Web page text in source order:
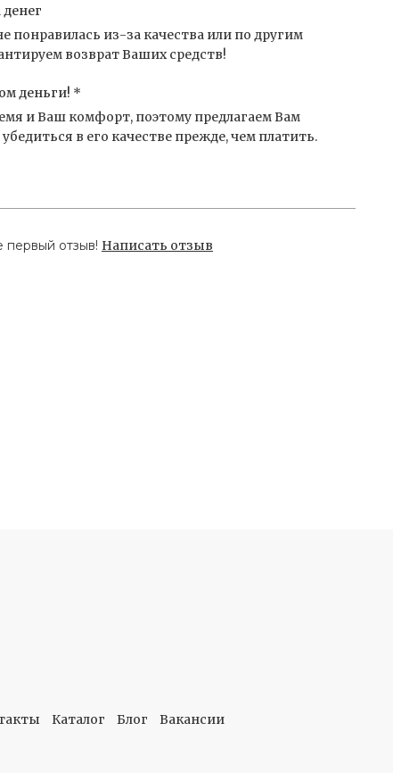
понравилась из-за качества или по другим
возврат Ваших средств!
деньги! *
и Ваш комфорт, поэтому предлагаем Вам
в его качестве прежде, чем платить.
первый отзыв! Написать отзыв
Каталог Блог Вакансии